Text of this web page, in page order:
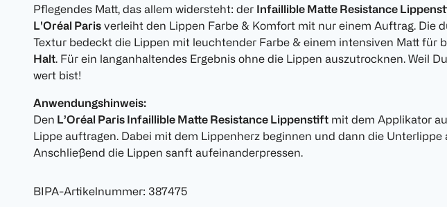
Pflegendes Matt, das allem widersteht: der Infaillible Matte Resistance
L'Oréal Paris verleiht den Lippen Farbe & Komfort mit nur einem Auftrag. Die
Textur bedeckt die Lippen mit leuchtender Farbe & einem intensiven Matt für
Halt. Für ein langanhaltendes Ergebnis ohne die Lippen auszutrocknen. Weil
wert bist!
Anwendungshinweis:
Den L’Oréal Paris Infaillible Matte Resistance Lippenstift mit dem Applikator
Lippe auftragen. Dabei mit dem Lippenherz beginnen und dann die Unterlippe
Anschließend die Lippen sanft aufeinanderpressen.
BIPA-Artikelnummer: 387475